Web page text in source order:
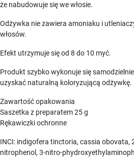
że nabudowuje się we włosie.
Odżywka nie zawiera amoniaku i
włosów.
Efekt utrzymuje się od 8 do 10 myć.
Produkt szybko wykonuje się
uzyskać naturalną koloryzującą odżywkę.
Zawartość opakowania
Saszetka z preparatem 25 g
Rękawiczki ochronne
INCI: indigofera tinctoria, cassia obovata,
nitrophenol, 3-nitro-